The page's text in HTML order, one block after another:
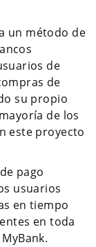
un método de
de
de
su propio
de los
este proyecto
pago
usuarios
en tiempo
en toda